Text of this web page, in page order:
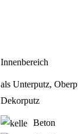
Innenbereich
als Unterputz,
Dekorputz
Beton